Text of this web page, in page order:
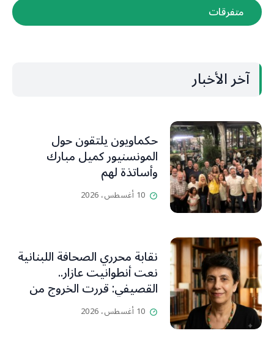
متفرقات
آخر الأخبار
حكماويون يلتقون حول
المونسنيور كميل مبارك
وأساتذة لهم
10 أغسطس، 2026
نقابة محرري الصحافة اللبنانية
نعت أنطوانيت عازار..
القصيفي: قررت الخروج من
عزلتها والإنطلاق إلى عالم
أفضل ينسيها ما سامته من
10 أغسطس، 2026